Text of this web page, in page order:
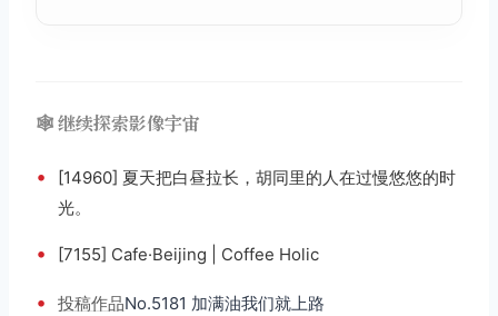
🕸️ 继续探索影像宇宙
•
[14960] 夏天把白昼拉长，胡同里的人在过慢悠悠的时
光。
• [7155] Cafe·Beijing | Coffee Holic
• 投稿作品No.5181 加满油我们就上路